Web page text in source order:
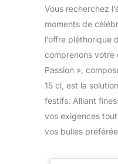
Vous recherchez
moments de
l’offre pléthorique
comprenons votre
Passion »,
15 cl, est la
festifs. Alliant
vos exigences
vos bulles